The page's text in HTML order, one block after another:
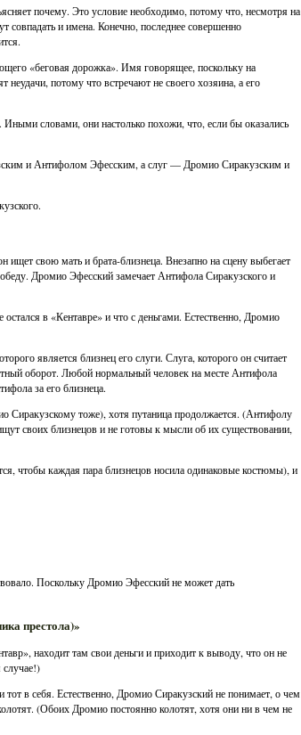
почему. Это условие необходимо, потому что, несмотря на
совпадать и имена. Конечно, последнее совершенно
«беговая дорожка». Имя говорящее, поскольку на
потому что встречают не своего хозяина, а его
словами, они настолько похожи, что, если бы оказались
и Антифолом Эфесским, а слуг — Дромио Сиракузским и
свою мать и брата-близнеца. Внезапно на сцену выбегает
Дромио Эфесский замечает Антифола Сиракузского и
в «Кентавре» и что с деньгами. Естественно, Дромио
является близнец его слуги. Слуга, которого он считает
оборот. Любой нормальный человек на месте Антифола
за его близнеца.
тоже), хотя путаница продолжается. (Антифолу
своих близнецов и не готовы к мысли об их существовании,
чтобы каждая пара близнецов носила одинаковые костюмы), и
Поскольку Дромио Эфесский не может дать
престола)»
находит там свои деньги и приходит к выводу, что он не
в себя. Естественно, Дромио Сиракузский не понимает, о чем
(Обоих Дромио постоянно колотят, хотя они ни в чем не